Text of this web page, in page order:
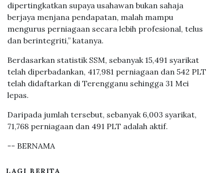
dipertingkatkan supaya usahawan bukan sahaja
berjaya menjana pendapatan, malah mampu
mengurus perniagaan secara lebih profesional, telus
dan berintegriti,” katanya.
Berdasarkan statistik SSM, sebanyak 15,491 syarikat
telah diperbadankan, 417,981 perniagaan dan 542 PLT
telah didaftarkan di Terengganu sehingga 31 Mei
lepas.
Daripada jumlah tersebut, sebanyak 6,003 syarikat,
71,768 perniagaan dan 491 PLT adalah aktif.
-- BERNAMA
LAGI BERITA